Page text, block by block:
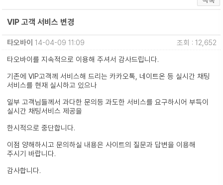
VIP 고객 서비스 변경
타오바이 14-04-09 11:09
조회 : 12,652
타오바이를 지속적으로 이용해 주셔서 감사드립니다.
기존에 VIP고객께 서비스해 드리는 카카오톡, 네이트온 등 실시간 채팅
서비스를 현재 실시하고 있으나
일부 고객님들께서 과다한 문의등 과도한 서비스를 요구하시어 부득이
실시간 채팅서비스 제공을
한시적으로 중단합니다.
이점 양해하시고 문의하실 내용은 사이트의 질문과 답변을 이용해
주시기 바랍니다.
감사합니다.